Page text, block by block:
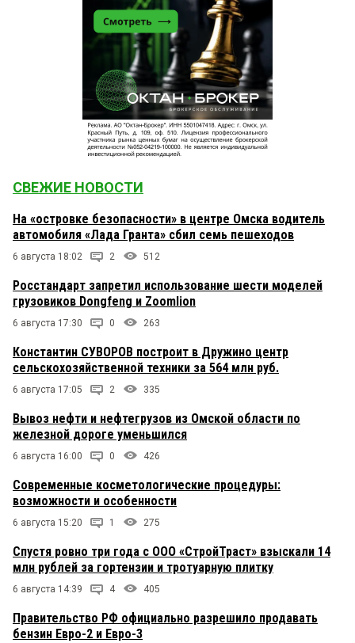
СВЕЖИЕ НОВОСТИ
На «островке безопасности» в центре Омска водитель
автомобиля «Лада Гранта» сбил семь пешеходов
6 августа 18:02 2 512
Росстандарт запретил использование шести моделей
грузовиков Dongfeng и Zoomlion
6 августа 17:30 0 263
Константин СУВОРОВ построит в Дружино центр
сельскохозяйственной техники за 564 млн руб.
6 августа 17:05 2 335
Вывоз нефти и нефтегрузов из Омской области по
железной дороге уменьшился
6 августа 16:00 0 426
Современные косметологические процедуры:
возможности и особенности
6 августа 15:20 1 275
Спустя ровно три года с ООО «СтройТраст» взыскали 14
млн рублей за гортензии и тротуарную плитку
6 августа 14:39 4 405
Правительство РФ официально разрешило продавать
бензин Евро-2 и Евро-3